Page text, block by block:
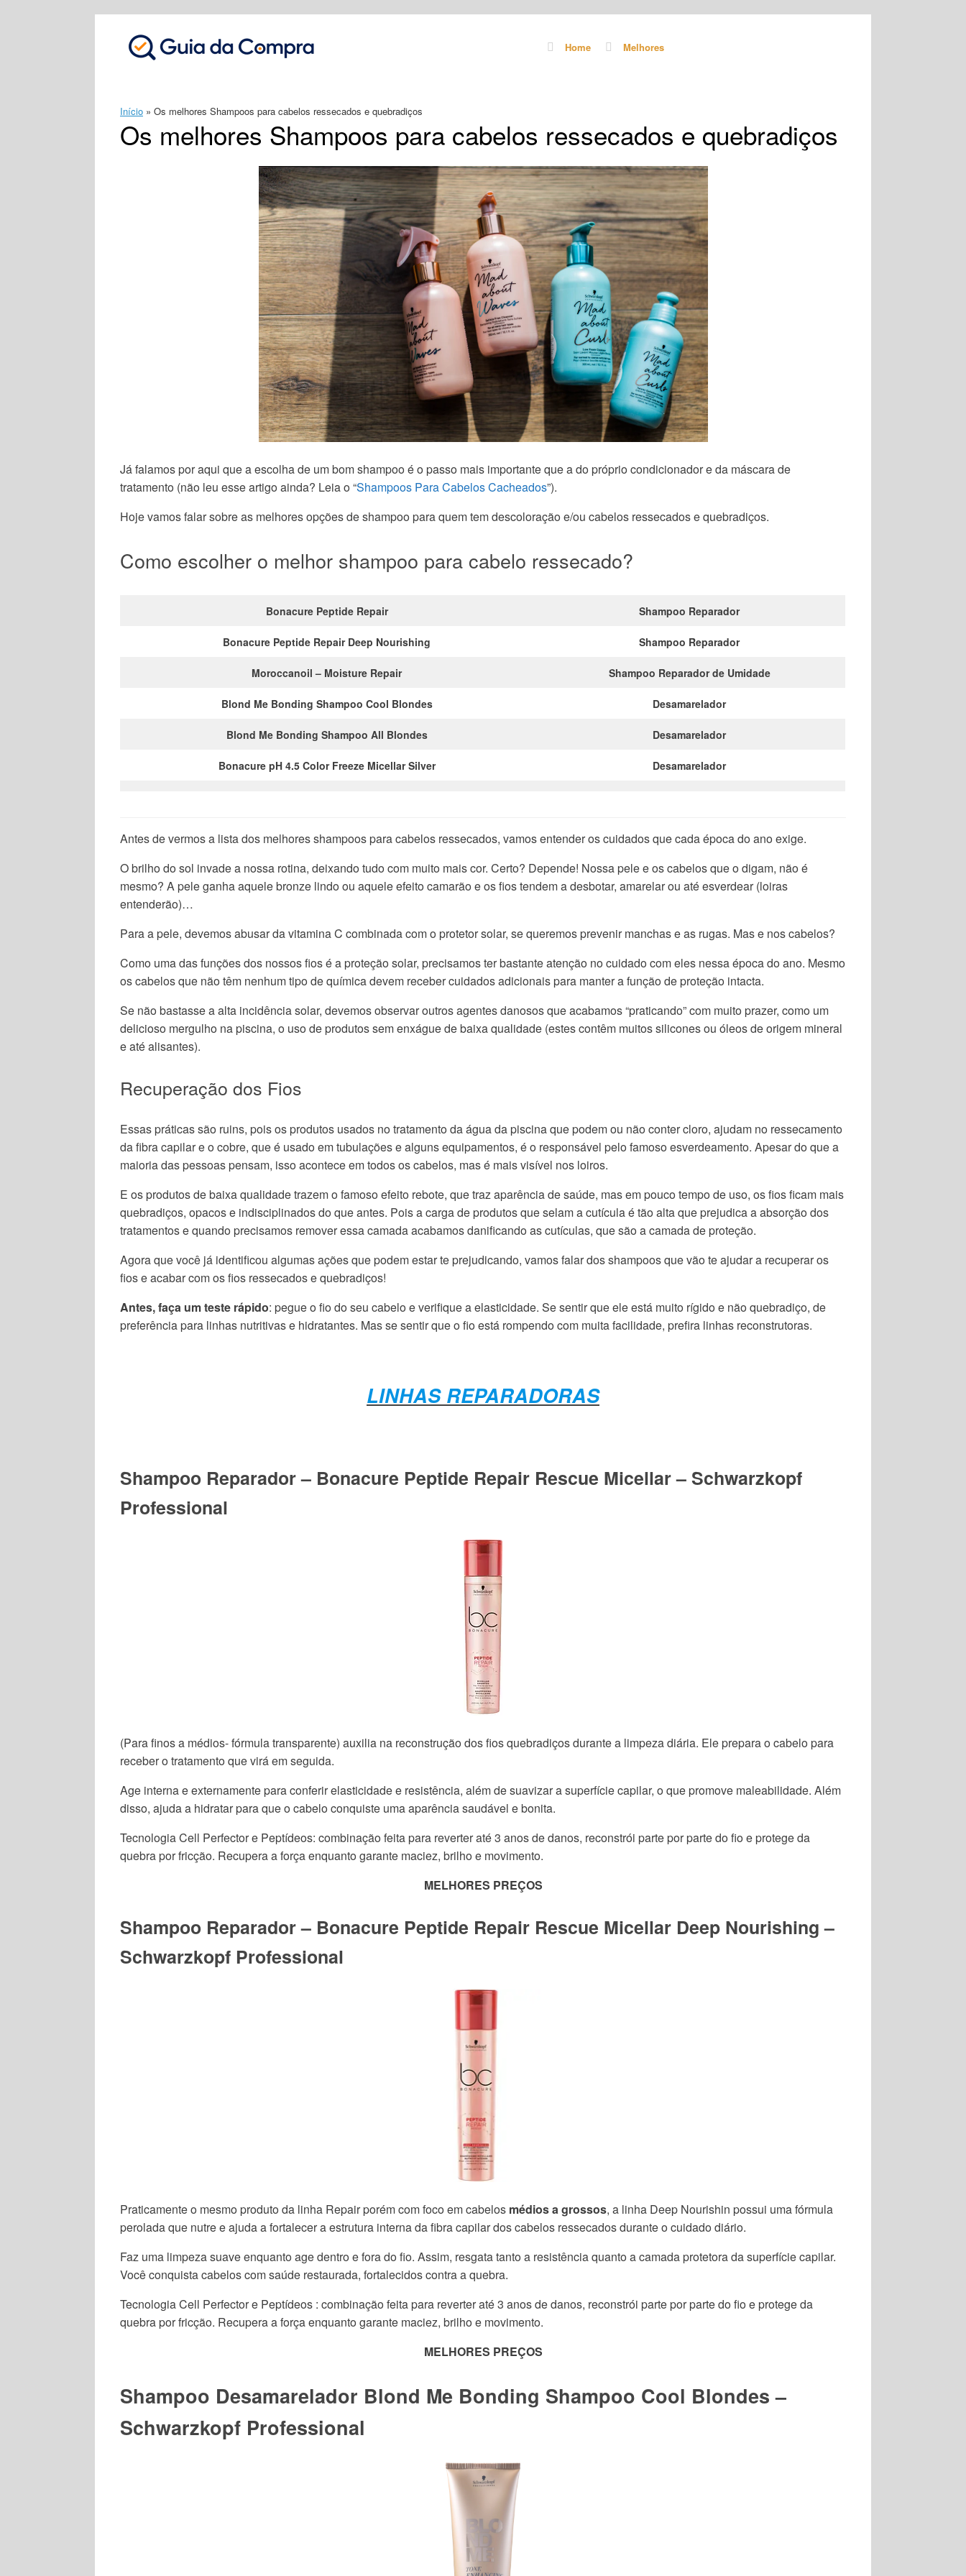
Home Melhores
Início » Os melhores Shampoos para cabelos ressecados e quebradiços
Os melhores Shampoos para cabelos ressecados e quebradiços
Já falamos por aqui que a escolha de um bom shampoo é o passo mais importante que a do próprio condicionador e da máscara de
tratamento (não leu esse artigo ainda? Leia o “Shampoos Para Cabelos Cacheados”).
Hoje vamos falar sobre as melhores opções de shampoo para quem tem descoloração e/ou cabelos ressecados e quebradiços.
Como escolher o melhor shampoo para cabelo ressecado?
Bonacure Peptide Repair Shampoo Reparador
Bonacure Peptide Repair Deep Nourishing Shampoo Reparador
Moroccanoil – Moisture Repair Shampoo Reparador de Umidade
Blond Me Bonding Shampoo Cool Blondes Desamarelador
Blond Me Bonding Shampoo All Blondes Desamarelador
Bonacure pH 4.5 Color Freeze Micellar Silver Desamarelador
Antes de vermos a lista dos melhores shampoos para cabelos ressecados, vamos entender os cuidados que cada época do ano exige.
O brilho do sol invade a nossa rotina, deixando tudo com muito mais cor. Certo? Depende! Nossa pele e os cabelos que o digam, não é
mesmo? A pele ganha aquele bronze lindo ou aquele efeito camarão e os fios tendem a desbotar, amarelar ou até esverdear (loiras
entenderão)…
Para a pele, devemos abusar da vitamina C combinada com o protetor solar, se queremos prevenir manchas e as rugas. Mas e nos cabelos?
Como uma das funções dos nossos fios é a proteção solar, precisamos ter bastante atenção no cuidado com eles nessa época do ano. Mesmo
os cabelos que não têm nenhum tipo de química devem receber cuidados adicionais para manter a função de proteção intacta.
Se não bastasse a alta incidência solar, devemos observar outros agentes danosos que acabamos “praticando” com muito prazer, como um
delicioso mergulho na piscina, o uso de produtos sem enxágue de baixa qualidade (estes contêm muitos silicones ou óleos de origem mineral
e até alisantes).
Recuperação dos Fios
Essas práticas são ruins, pois os produtos usados no tratamento da água da piscina que podem ou não conter cloro, ajudam no ressecamento
da fibra capilar e o cobre, que é usado em tubulações e alguns equipamentos, é o responsável pelo famoso esverdeamento. Apesar do que a
maioria das pessoas pensam, isso acontece em todos os cabelos, mas é mais visível nos loiros.
E os produtos de baixa qualidade trazem o famoso efeito rebote, que traz aparência de saúde, mas em pouco tempo de uso, os fios ficam mais
quebradiços, opacos e indisciplinados do que antes. Pois a carga de produtos que selam a cutícula é tão alta que prejudica a absorção dos
tratamentos e quando precisamos remover essa camada acabamos danificando as cutículas, que são a camada de proteção.
Agora que você já identificou algumas ações que podem estar te prejudicando, vamos falar dos shampoos que vão te ajudar a recuperar os
fios e acabar com os fios ressecados e quebradiços!
Antes, faça um teste rápido: pegue o fio do seu cabelo e verifique a elasticidade. Se sentir que ele está muito rígido e não quebradiço, de
preferência para linhas nutritivas e hidratantes. Mas se sentir que o fio está rompendo com muita facilidade, prefira linhas reconstrutoras.
LINHAS REPARADORAS
Shampoo Reparador – Bonacure Peptide Repair Rescue Micellar – Schwarzkopf
Professional
(Para finos a médios- fórmula transparente) auxilia na reconstrução dos fios quebradiços durante a limpeza diária. Ele prepara o cabelo para
receber o tratamento que virá em seguida.
Age interna e externamente para conferir elasticidade e resistência, além de suavizar a superfície capilar, o que promove maleabilidade. Além
disso, ajuda a hidratar para que o cabelo conquiste uma aparência saudável e bonita.
Tecnologia Cell Perfector e Peptídeos: combinação feita para reverter até 3 anos de danos, reconstrói parte por parte do fio e protege da
quebra por fricção. Recupera a força enquanto garante maciez, brilho e movimento.
MELHORES PREÇOS
Shampoo Reparador – Bonacure Peptide Repair Rescue Micellar Deep Nourishing –
Schwarzkopf Professional
Praticamente o mesmo produto da linha Repair porém com foco em cabelos médios a grossos, a linha Deep Nourishin possui uma fórmula
perolada que nutre e ajuda a fortalecer a estrutura interna da fibra capilar dos cabelos ressecados durante o cuidado diário.
Faz uma limpeza suave enquanto age dentro e fora do fio. Assim, resgata tanto a resistência quanto a camada protetora da superfície capilar.
Você conquista cabelos com saúde restaurada, fortalecidos contra a quebra.
Tecnologia Cell Perfector e Peptídeos : combinação feita para reverter até 3 anos de danos, reconstrói parte por parte do fio e protege da
quebra por fricção. Recupera a força enquanto garante maciez, brilho e movimento.
MELHORES PREÇOS
Shampoo Desamarelador Blond Me Bonding Shampoo Cool Blondes –
Schwarzkopf Professional